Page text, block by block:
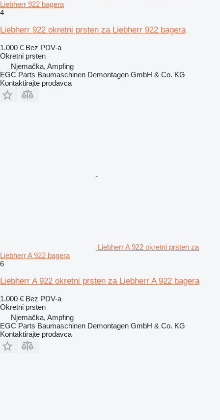
Liebherr 922 bagera
4
Liebherr 922 okretni prsten za Liebherr 922 bagera
1.000 € Bez PDV-a
Okretni prsten
Njemačka, Ampfing
EGC Parts Baumaschinen Demontagen GmbH & Co. KG
Kontaktirajte prodavca
Liebherr A 922 okretni prsten za
Liebherr A 922 bagera
6
Liebherr A 922 okretni prsten za Liebherr A 922 bagera
1.000 € Bez PDV-a
Okretni prsten
Njemačka, Ampfing
EGC Parts Baumaschinen Demontagen GmbH & Co. KG
Kontaktirajte prodavca